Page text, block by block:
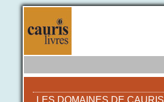
LES DOMAINES DE CAURIS